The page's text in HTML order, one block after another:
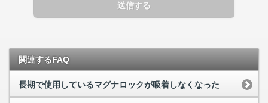
送信する
関連するFAQ
長期で使用しているマグナロックが吸着しなくなった